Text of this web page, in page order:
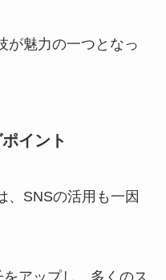
が魅力の一つとなっ
イント
、SNSの活用も一因
アップし、多くのス